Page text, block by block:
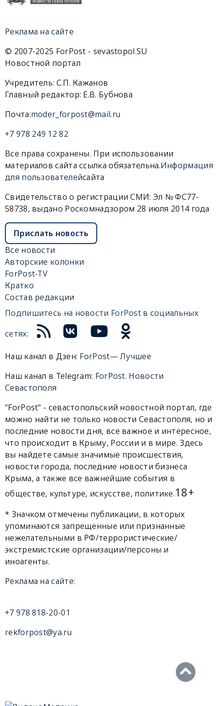
Реклама на сайте
© 2007-2025 ForPost - sevastopol.SU
Новостной портал
Учредитель: С.П. Кажанов
Главный редактор: Е.В. Бубнова
Почта:moder_forpost@mail.ru
+7 978 249 12 82
Все права сохранены. При использовании
материалов сайта ссылка обязательна.Информация
для пользователейсайта
Свидетельство о регистрации СМИ: Эл № ФС77-
58738, выдано Роскомнадзором 28 июля 2014 года
Прислать новость
Все новости
Авторские колонки
ForPost-TV
Кратко
Состав редакции
Подпишитесь на новости ForPost в социальных
сетях:
Наш канал в Дзен: ForPost— Лучшее
Наш канал в Telegram: ForPost. Новости
Севастополя
"ForPost" - севастопольский новостной портал, где
можно найти не только новости Севастополя, но и
последние новости дня, все важное и интересное,
что происходит в Крыму, России и в мире. Здесь
вы найдете самые значимые происшествия,
новости города, последние новости бизнеса
Крыма, а также все важнейшие события в
обществе, культуре, искусстве, политике.18+
* Значком отмечены публикации, в которых
упоминаются запрещенные или признанные
нежелательными в РФ/террористические/
экстремистские организации/персоны и
иноагенты.
Реклама на сайте:
+7 978 818-20-01
rekforpost@ya.ru